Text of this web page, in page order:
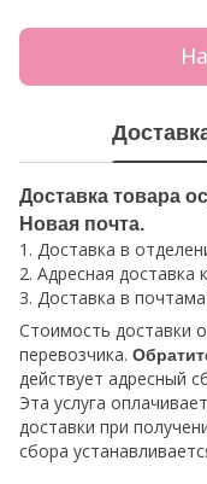
Доставка товара
Новая почта.
1. Доставка в
2. Адресная доставка
3. Доставка в
Стоимость доставки
перевозчика.
действует адресный
Эта услуга
доставки при
сбора